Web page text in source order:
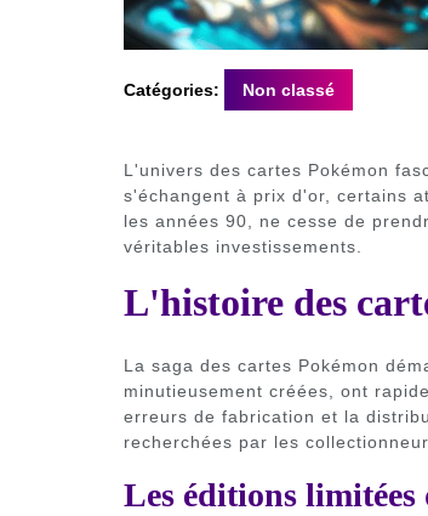
Catégories: Non classé
L'univers des cartes Pokémon
s'échangent à prix d'or, certains
les années 90, ne cesse de
véritables investissements.
L'histoire des
La saga des cartes Pokémon
minutieusement créées, ont
erreurs de fabrication et la
recherchées par les
Les éditions limitées